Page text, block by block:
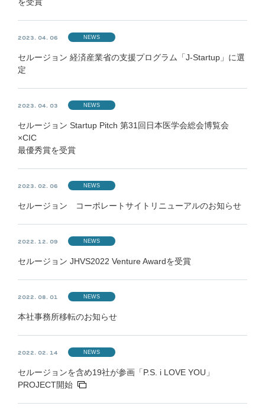
2023. 04. 06 NEWS
セルージョン 経済産業省の支援プログラム「J-Startup」に選
定
2023. 04. 03 NEWS
セルージョン Startup Pitch 第31回日本医学会総会博覧会
×CIC
最優秀賞を受賞
2023. 02. 06 NEWS
セルージョン コーポレートサイトリニューアルのお知らせ
2022. 12. 09 NEWS
セルージョン JHVS2022 Venture Awardを受賞
2022. 08. 01 NEWS
本社事務所移転のお知らせ
2022. 02. 14 NEWS
セルージョンを含め19社が参画「P.S. i LOVE YOU」
PROJECT開始